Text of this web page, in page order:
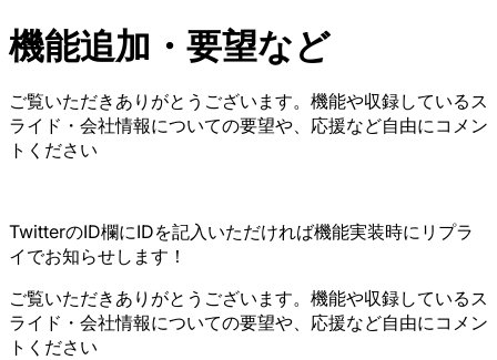
機能追加・要望など
ご覧いただきありがとうございます。機能や収録しているス
ライド・会社情報についての要望や、応援など自由にコメン
トください
TwitterのID欄にIDを記入いただければ機能実装時にリプラ
イでお知らせします！
ご覧いただきありがとうございます。機能や収録しているス
ライド・会社情報についての要望や、応援など自由にコメン
トください